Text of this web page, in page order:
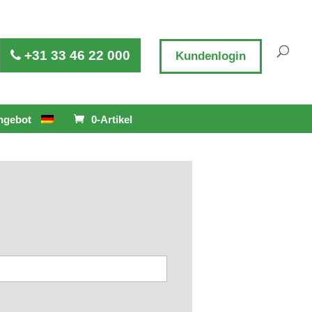
0-Artikel
+31 33 46 22 000 Kundenlogin